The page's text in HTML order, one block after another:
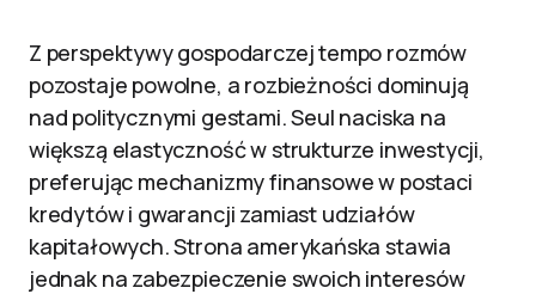
Z perspektywy gospodarczej tempo rozmów
pozostaje powolne, a rozbieżności dominują
nad politycznymi gestami. Seul naciska na
większą elastyczność w strukturze inwestycji,
preferując mechanizmy finansowe w postaci
kredytów i gwarancji zamiast udziałów
kapitałowych. Strona amerykańska stawia
jednak na zabezpieczenie swoich interesów